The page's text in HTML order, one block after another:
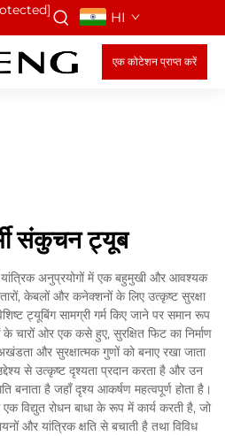
HI
एक कोटेशन प्राप्त करें
संकुचन ट्यूब
अनुप्रयोगों में एक बहुमुखी और आवश्यक
केबलों और कनेक्शनों के लिए उत्कृष्ट सुरक्षा
ट्यूबिंग सामग्री गर्म किए जाने पर समान रूप
चारों ओर एक कसे हुए, सुरक्षित फिट का निर्माण
और सुरक्षात्मक गुणों को बनाए रखा जाता
से उत्कृष्ट दृश्यता प्रदान करता है और उन
बनाता है जहाँ दृश्य आकर्षण महत्वपूर्ण होता है।
विद्युत रोधन बाधा के रूप में कार्य करती है, जो
और यांत्रिक क्षति से बचाती है तथा विविध